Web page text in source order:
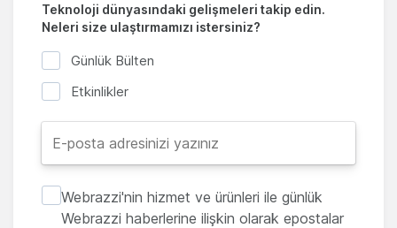
Teknoloji dünyasındaki gelişmeleri takip edin.
Neleri size ulaştırmamızı istersiniz?
Günlük Bülten
Etkinlikler
Webrazzi'nin hizmet ve ürünleri ile günlük
Webrazzi haberlerine ilişkin olarak epostalar